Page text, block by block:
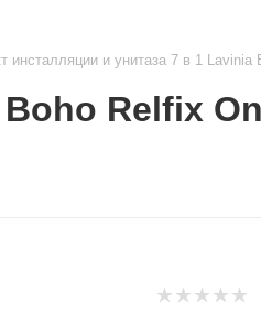
инсталляции и унитаза 7 в 1
Relfix